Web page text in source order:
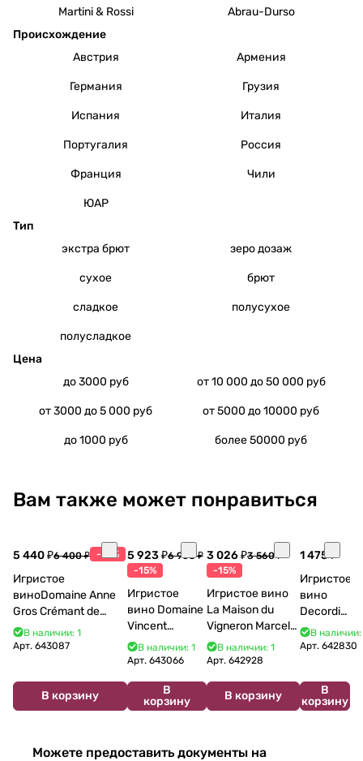
Martini & Rossi
Abrau-Durso
Происхождение
Австрия
Армения
Германия Грузия
Испания Италия
Португалия Россия
Франция Чили
ЮАР
Тип
экстра брют
зеро дозаж
сухое брют
сладкое полусухое
полусладкое
Цена
до 3000 руб
от 10 000 до 50 000 руб
от 3000 до 5 000 руб от 5000 до 10000 руб
до 1000 руб более 50000 руб
Вам также может понравиться
5 440 ₽6 400 ₽ -15%
Игристое
виноDomaine Anne
Gros Crémant de
Bourgogne La Fun en
Bulles Chardonnay et
В наличии: 1
Арт. 643087
В корзину
5 923 ₽6 968 ₽
-15%
Игристое
вино Domaine
Vincent
Bouzereau
Crémant de
В наличии: 1
Арт. 643066
В
корзину
3 026 ₽3 560 ₽
-15%
Игристое вино
La Maison du
Vigneron Marcel
Cabelier Cremant
du Jura
В наличии: 1
Арт.642928
В корзину
1 475 ₽
Игристое
вино
Decordi
Costa Blu
Brut 750
В наличии:
Арт. 642830
В
корзину
Можете предоставить документы на